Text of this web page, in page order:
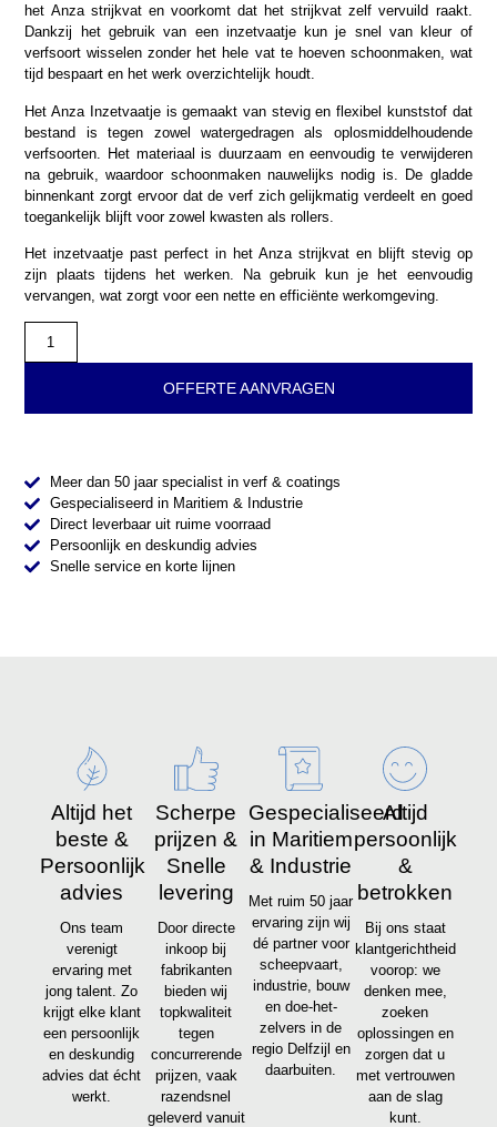
het Anza strijkvat en voorkomt dat het strijkvat zelf vervuild raakt.
Dankzij het gebruik van een inzetvaatje kun je snel van kleur of
verfsoort wisselen zonder het hele vat te hoeven schoonmaken, wat
tijd bespaart en het werk overzichtelijk houdt.
Het Anza Inzetvaatje is gemaakt van stevig en flexibel kunststof dat
bestand is tegen zowel watergedragen als oplosmiddelhoudende
verfsoorten. Het materiaal is duurzaam en eenvoudig te verwijderen
na gebruik, waardoor schoonmaken nauwelijks nodig is. De gladde
binnenkant zorgt ervoor dat de verf zich gelijkmatig verdeelt en goed
toegankelijk blijft voor zowel kwasten als rollers.
Het inzetvaatje past perfect in het Anza strijkvat en blijft stevig op
zijn plaats tijdens het werken. Na gebruik kun je het eenvoudig
vervangen, wat zorgt voor een nette en efficiënte werkomgeving.
OFFERTE AANVRAGEN
Meer dan 50 jaar specialist in verf & coatings
Gespecialiseerd in Maritiem & Industrie
Direct leverbaar uit ruime voorraad
Persoonlijk en deskundig advies
Snelle service en korte lijnen
Altijd het
beste &
Persoonlijk
advies
Ons team
verenigt
ervaring met
jong talent. Zo
krijgt elke klant
een persoonlijk
en deskundig
advies dat écht
werkt.
Scherpe
prijzen &
Snelle
levering
Door directe
inkoop bij
fabrikanten
bieden wij
topkwaliteit
tegen
concurrerende
prijzen, vaak
razendsnel
geleverd vanuit
Gespecialiseerd
in Maritiem
& Industrie
Met ruim 50 jaar
ervaring zijn wij
dé partner voor
scheepvaart,
industrie, bouw
en doe-het-
zelvers in de
regio Delfzijl en
daarbuiten.
Altijd
persoonlijk
&
betrokken
Bij ons staat
klantgerichtheid
voorop: we
denken mee,
zoeken
oplossingen en
zorgen dat u
met vertrouwen
aan de slag
kunt.